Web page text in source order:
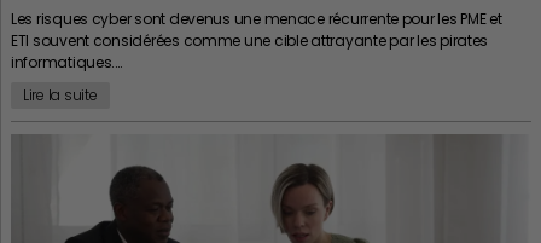
Les risques cyber sont devenus une menace récurrente pour les PME et
ETI souvent considérées comme une cible attrayante par les pirates
informatiques.…
Lire la suite